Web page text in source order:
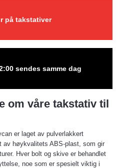
på takstativer
sendes samme dag
om våre takstativ til
er laget av pulverlakkert
av høykvalitets ABS-plast, som gir
Hver bolt og skive er behandlet
noe som er spesielt viktig i